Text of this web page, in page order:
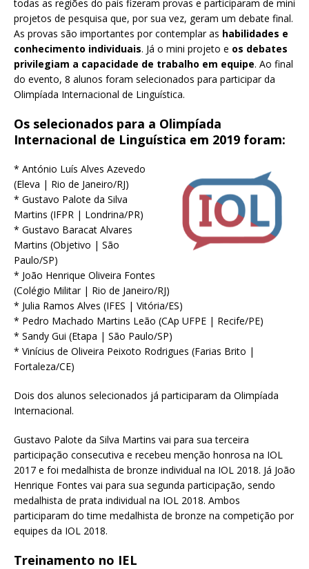
todas as regiões do país fizeram provas e participaram de mini
projetos de pesquisa que, por sua vez, geram um debate final.
As provas são importantes por contemplar as habilidades e
conhecimento individuais. Já o mini projeto e os debates
privilegiam a capacidade de trabalho em equipe. Ao final
do evento, 8 alunos foram selecionados para participar da
Olimpíada Internacional de Linguística.
Os selecionados para a Olimpíada
Internacional de Linguística em 2019 foram:
* António Luís Alves Azevedo
(Eleva | Rio de Janeiro/RJ)
* Gustavo Palote da Silva
Martins (IFPR | Londrina/PR)
* Gustavo Baracat Alvares
Martins (Objetivo | São
Paulo/SP)
* João Henrique Oliveira Fontes
(Colégio Militar | Rio de Janeiro/RJ)
* Julia Ramos Alves (IFES | Vitória/ES)
* Pedro Machado Martins Leão (CAp UFPE | Recife/PE)
* Sandy Gui (Etapa | São Paulo/SP)
* Vinícius de Oliveira Peixoto Rodrigues (Farias Brito |
Fortaleza/CE)
Dois dos alunos selecionados já participaram da Olimpíada
Internacional.
Gustavo Palote da Silva Martins vai para sua terceira
participação consecutiva e recebeu menção honrosa na IOL
2017 e foi medalhista de bronze individual na IOL 2018. Já João
Henrique Fontes vai para sua segunda participação, sendo
medalhista de prata individual na IOL 2018. Ambos
participaram do time medalhista de bronze na competição por
equipes da IOL 2018.
Treinamento no IEL